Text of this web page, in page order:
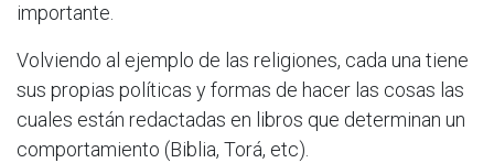
importante.
Volviendo al ejemplo de las religiones, cada una tiene
sus propias políticas y formas de hacer las cosas las
cuales están redactadas en libros que determinan un
comportamiento (Biblia, Torá, etc).